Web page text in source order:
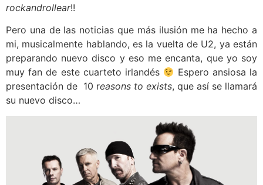
rockandrollear!!
Pero una de las noticias que más ilusión me ha hecho a
mi, musicalmente hablando, es la vuelta de U2, ya están
preparando nuevo disco y eso me encanta, que yo soy
muy fan de este cuarteto irlandés
Espero ansiosa la
presentación de 10 reasons to exists, que así se llamará
su nuevo disco…